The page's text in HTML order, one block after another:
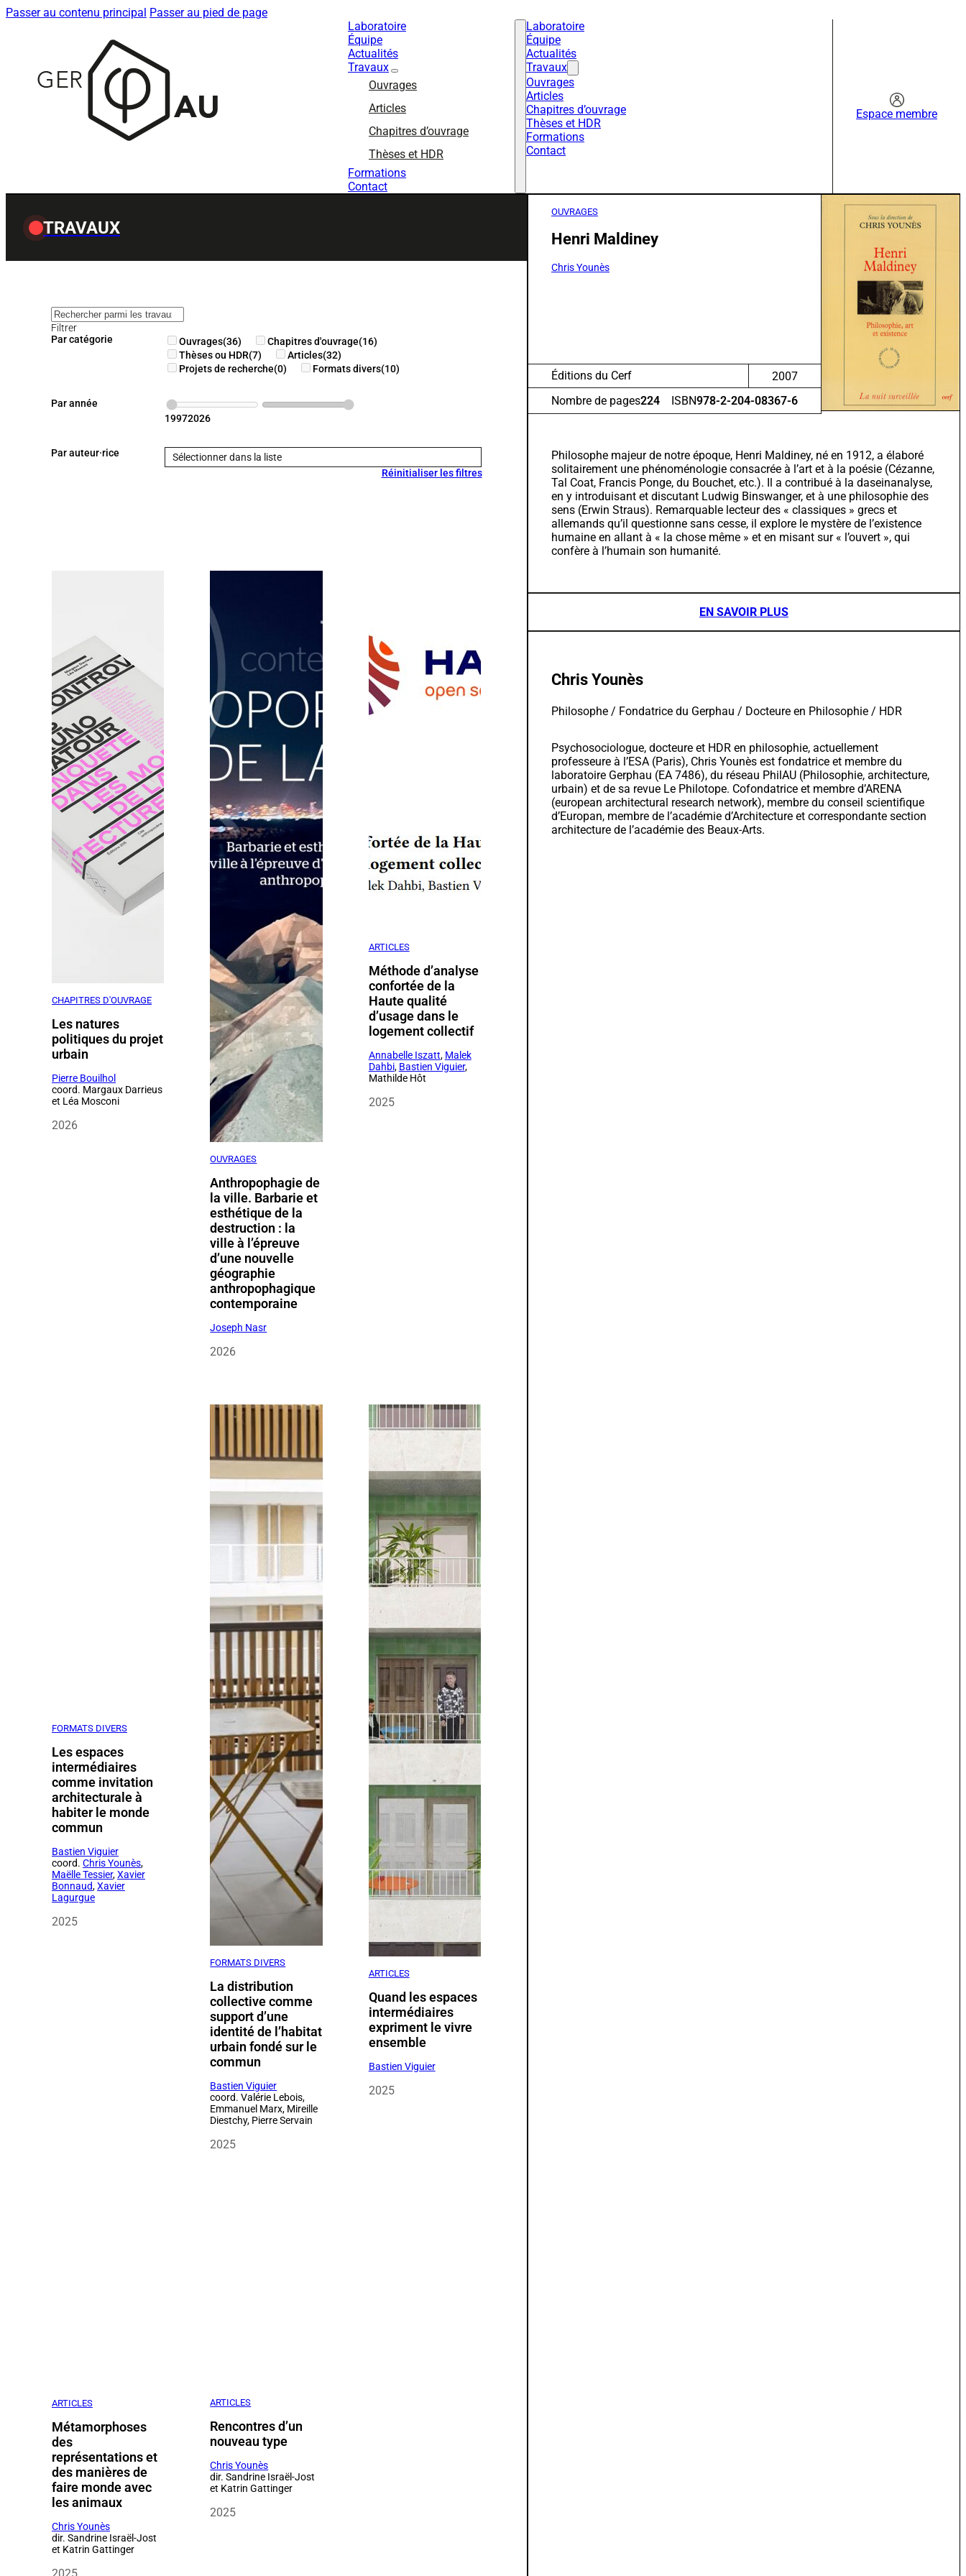
Passer au contenu principal Passer au pied de page
Laboratoire
Équipe
Actualités
Travaux
Ouvrages
Articles
Chapitres d’ouvrage
Thèses et HDR
Formations
Contact
Laboratoire
Équipe
Actualités
Travaux
Ouvrages
Articles
Chapitres d’ouvrage
Thèses et HDR
Formations
Contact
Espace membre
OUVRAGES
Henri Maldiney
Chris Younès
Éditions du Cerf
2007
Nombre de pages224 ISBN978-2-204-08367-6
Philosophe majeur de notre époque, Henri Maldiney, né en 1912, a élaboré
solitairement une phénoménologie consacrée à l’art et à la poésie (Cézanne,
Tal Coat, Francis Ponge, du Bouchet, etc.). Il a contribué à la daseinanalyse,
en y introduisant et discutant Ludwig Binswanger, et à une philosophie des
sens (Erwin Straus). Remarquable lecteur des « classiques » grecs et
allemands qu’il questionne sans cesse, il explore le mystère de l’existence
humaine en allant à « la chose même » et en misant sur « l’ouvert », qui
confère à l’humain son humanité.
EN SAVOIR PLUS
Chris Younès
Philosophe / Fondatrice du Gerphau / Docteure en Philosophie / HDR
Psychosociologue, docteure et HDR en philosophie, actuellement
professeure à l’ESA (Paris), Chris Younès est fondatrice et membre du
laboratoire Gerphau (EA 7486), du réseau PhilAU (Philosophie, architecture,
urbain) et de sa revue Le Philotope. Cofondatrice et membre d’ARENA
(european architectural research network), membre du conseil scientifique
d’Europan, membre de l’académie d’Architecture et correspondante section
architecture de l’académie des Beaux-Arts.
TRAVAUX
Filtrer
Par catégorie
Ouvrages(36) Chapitres d'ouvrage(16)
Thèses ou HDR(7) Articles(32)
Projets de recherche(0) Formats divers(10)
Par année
19972026
Par auteur·rice
Sélectionner dans la liste
Réinitialiser les filtres
CHAPITRES D'OUVRAGE
Les natures
politiques du projet
urbain
Pierre Bouilhol
coord. Margaux Darrieus
et Léa Mosconi
2026
OUVRAGES
Anthropophagie de
la ville. Barbarie et
esthétique de la
destruction : la
ville à l’épreuve
d’une nouvelle
géographie
anthropophagique
contemporaine
Joseph Nasr
2026
ARTICLES
Méthode d’analyse
confortée de la
Haute qualité
d’usage dans le
logement collectif
Annabelle Iszatt, Malek
Dahbi, Bastien Viguier,
Mathilde Hôt
2025
FORMATS DIVERS
Les espaces
intermédiaires
comme invitation
architecturale à
habiter le monde
commun
Bastien Viguier
coord. Chris Younès,
Maëlle Tessier,Xavier
Bonnaud,Xavier
Lagurgue
2025
FORMATS DIVERS
La distribution
collective comme
support d’une
identité de l’habitat
urbain fondé sur le
commun
Bastien Viguier
coord. Valérie Lebois,
Emmanuel Marx, Mireille
Diestchy, Pierre Servain
2025
ARTICLES
Quand les espaces
intermédiaires
expriment le vivre
ensemble
Bastien Viguier
2025
ARTICLES
Métamorphoses
des
représentations et
des manières de
faire monde avec
les animaux
Chris Younès
dir. Sandrine Israël-Jost
et Katrin Gattinger
2025
ARTICLES
Rencontres d’un
nouveau type
Chris Younès
dir. Sandrine Israël-Jost
et Katrin Gattinger
2025